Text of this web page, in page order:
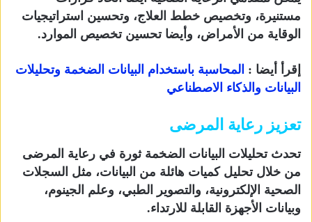
مستنيرة، وتخصيص خطط العلاج، وتحسين استراتيجيات
الوقاية من الأمراض، وأيضا تحسين تخصيص الموارد.
إقرأ أيضا : المحاسبة باستخدام البيانات الضخمة وتحليلات
البيانات والذكاء الاصطناعي
تعزيز رعاية المرضى
تحدث تحليلات البيانات الضخمة ثورة في رعاية المرضى
من خلال تحليل كميات هائلة من البيانات، مثل السجلات
الصحية الإلكترونية، والتصوير الطبي، وعلم الجينوم،
وبيانات الأجهزة القابلة للارتداء.